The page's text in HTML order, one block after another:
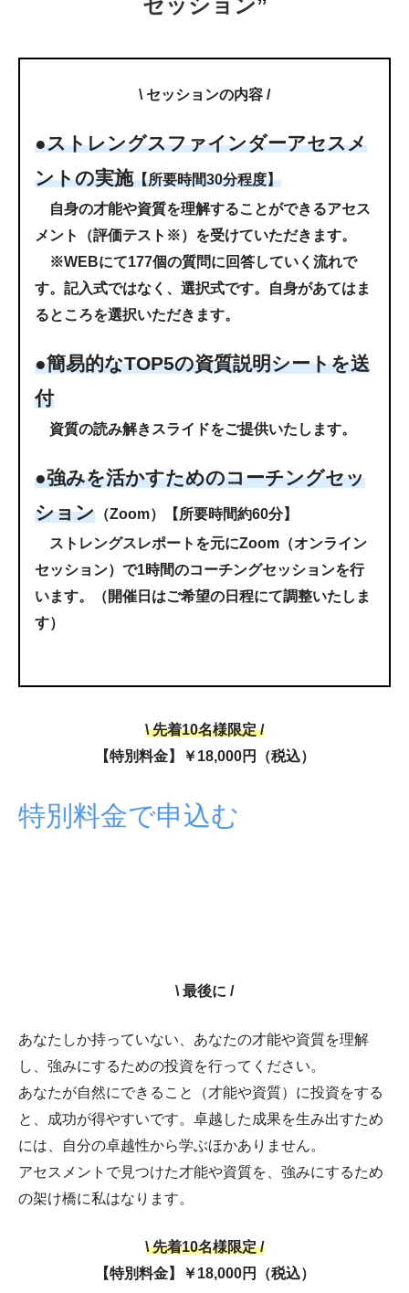
\ セッションの内容 /
●ストレングスファインダーアセスメ
ントの実施【所要時間30分程度】
自身の才能や資質を理解することができるアセス
メント（評価テスト※）を受けていただきます。
※WEBにて177個の質問に回答していく流れで
す。記入式ではなく、選択式です。自身があてはま
るところを選択いただきます。
●簡易的なTOP5の資質説明シートを送
付
資質の読み解きスライドをご提供いたします。
●強みを活かすためのコーチングセッ
ション （Zoom）【所要時間約60分】
ストレングスレポートを元にZoom（オンライン
セッション）で1時間のコーチングセッションを行
います。（開催日はご希望の日程にて調整いたしま
す）
\ 先着10名様限定 /
【特別料金】￥18,000円（税込）
特別料金で申込む
\ 最後に /
あなたしか持っていない、あなたの才能や資質を理解
し、強みにするための投資を行ってください。
あなたが自然にできること（才能や資質）に投資をする
と、成功が得やすいです。卓越した成果を生み出すため
には、自分の卓越性から学ぶほかありません。
アセスメントで見つけた才能や資質を、強みにするため
の架け橋に私はなります。
\ 先着10名様限定 /
【特別料金】￥18,000円（税込）